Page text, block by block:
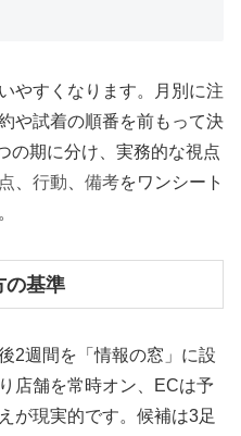
やすくなります。月別に注
や試着の順番を前もって決
の期に分け、実務的な視点
行動 備考をワンシート
の基準
2週間を「情報の窓」に設
店舗を常時オン、ECは予
が現実的です。候補は3足